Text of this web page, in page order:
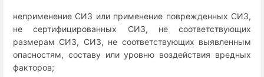
неприменение СИЗ или применение поврежденных СИЗ,
не сертифицированных СИЗ, не соответствующих
размерам СИЗ, СИЗ, не соответствующих выявленным
опасностям, составу или уровню воздействия вредных
факторов;